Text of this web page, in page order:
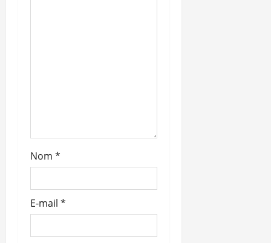
l
e
Nom *
E-mail *